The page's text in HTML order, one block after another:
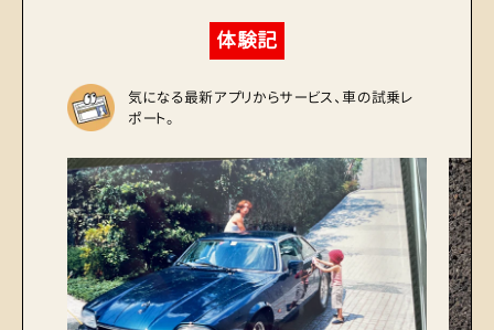
体験記
気になる最新アプリからサービス、車の試乗レ
ポート。